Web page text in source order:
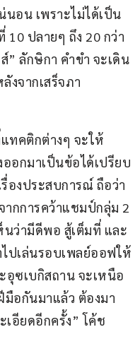
อน เพราะไม่ได้เป็น
ปลายๆ ถึง 20 กว่า
” ลักษิกา คำขำ จะเดิน
งจากเสร็จภา
ทคติกต่างๆ จะให้
อกมาเป็นข้อได้เปรียบ
องประสบการณ์ ถือว่า
ากการคว้าแชมป์กลุ่ม 2
ว่ามีดีพอ สู้เต็มที่ และ
ปเล่นรอบเพลย์ออฟให้
ซเบกิสถาน จะเหนือ
มือกันมาแล้ว ต้องมา
เอียดอีกครั้ง” โค้ช